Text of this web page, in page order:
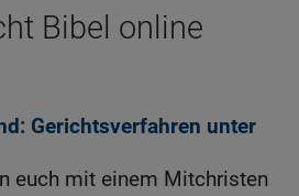
Bibel online
Gerichtsverfahren unter
euch mit einem Mitchristen